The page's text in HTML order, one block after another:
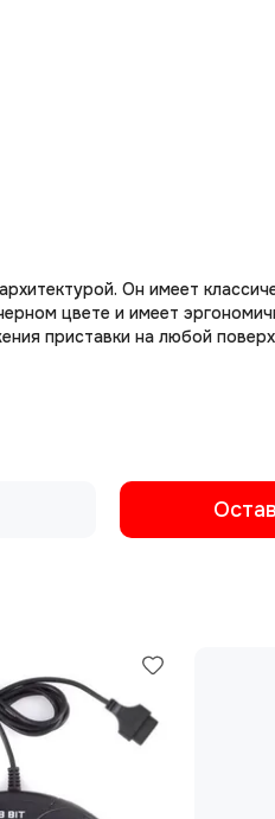
Он имеет
цвете и имеет
приставки на любой